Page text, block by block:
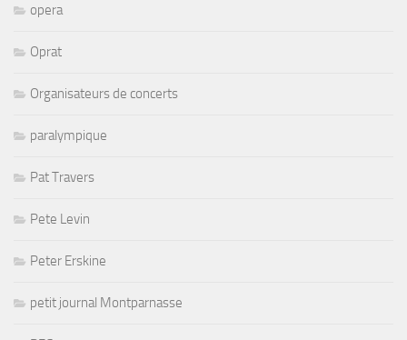
opera
Oprat
Organisateurs de concerts
paralympique
Pat Travers
Pete Levin
Peter Erskine
petit journal Montparnasse